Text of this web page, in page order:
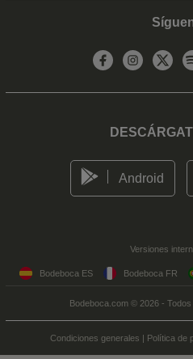
Android
Versiones
Bodeboca ES Bodeboca FR
Bodeboca.com © 2026 -
Condiciones generales | Política de